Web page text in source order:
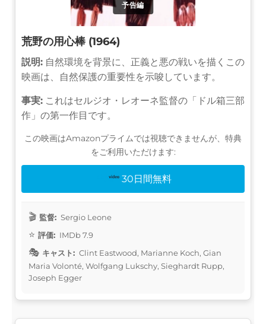
予告編
荒野の用心棒 (1964)
説明: 自然環境を背景に、正義と悪の戦いを描くこの
映画は、自然保護の重要性を示唆しています。
事実: これはセルジオ・レオーネ監督の「ドル箱三部
作」の第一作目です。
この映画はAmazonプライムでは視聴できませんが、特典
をご利用いただけます:
30日間無料
監督: Sergio Leone
評価: IMDb 7.9
キャスト: Clint Eastwood, Marianne Koch, Gian
Maria Volonté, Wolfgang Lukschy, Sieghardt Rupp,
Joseph Egger